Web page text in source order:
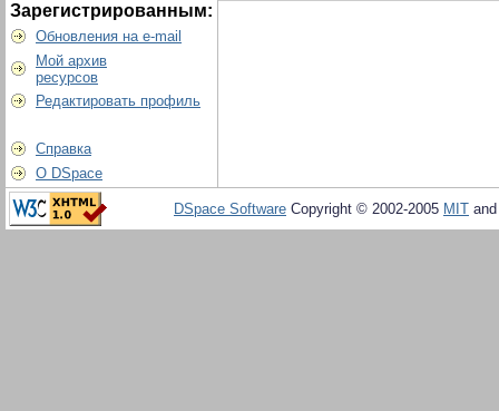
Зарегистрированным:
Обновления на e-mail
Мой архив
ресурсов
Редактировать профиль
Справка
О DSpace
DSpace Software Copyright © 2002-2005 MIT